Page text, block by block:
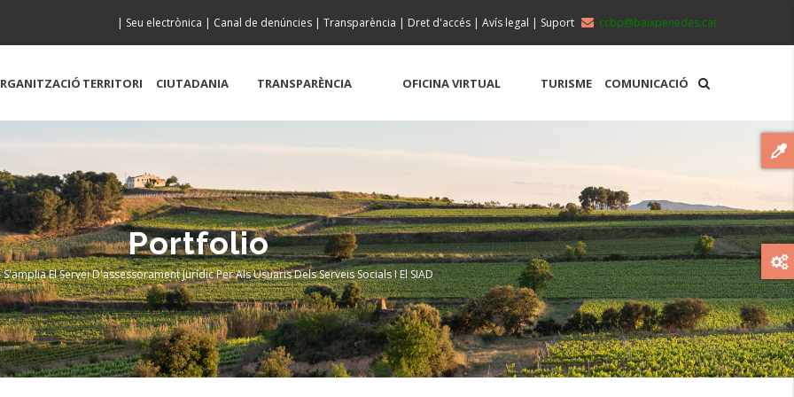
ccbp@baixpenedes.cat
| Seu electrònica | Canal de denúncies | Transparència | Dret d'accés | Avís legal | Suport
TERRITORI CIUTADANIA TRANSPARÈNCIA OFICINA VIRTUAL TURISME COMUNICACIÓ
Portfolio
S'amplia El Servei D'assessorament Jurídic Per Als Usuaris Dels Serveis Socials I El SIAD